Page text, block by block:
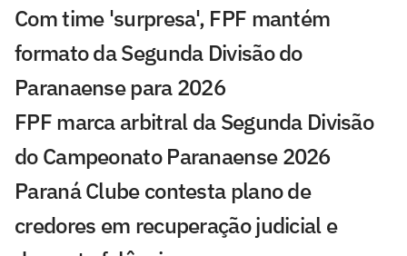
Com time 'surpresa', FPF mantém
formato da Segunda Divisão do
Paranaense para 2026
FPF marca arbitral da Segunda Divisão
do Campeonato Paranaense 2026
Paraná Clube contesta plano de
credores em recuperação judicial e